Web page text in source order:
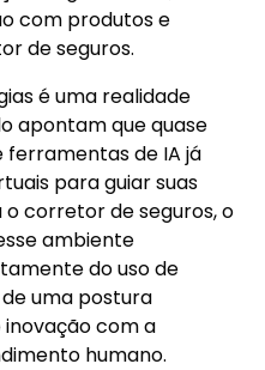
com produtos e
de seguros.
é uma realidade
apontam que quase
ferramentas de IA já
para guiar suas
corretor de seguros, o
ambiente
do uso de
uma postura
com a
humano.